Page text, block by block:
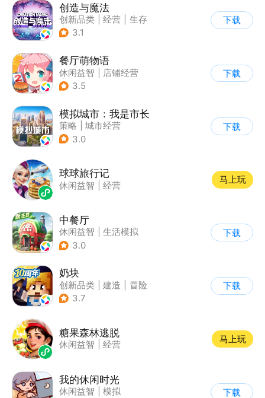
创造与魔法
创新品类 经营
生存
| 开放世界
3.1
下载
餐厅萌物语
休闲益智
店铺经营
| 美食
3.5
下载
模拟城市：我是市长
策略
城市经营
| 模拟城市
3.0
下载
球球旅行记
休闲益智 经营
马上玩
中餐厅
休闲益智
生活模拟
| 餐厅
3.0
下载
奶块
创新品类 建造
冒险
| 开放世界
3.7
下载
糖果森林逃脱
休闲益智 经营
马上玩
我的休闲时光
休闲益智
模拟
下载